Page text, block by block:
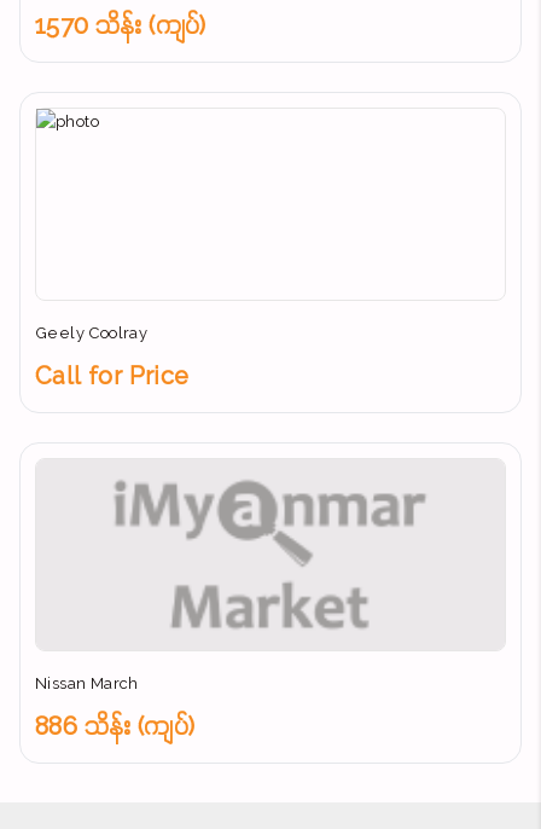
1570 သိန်း (ကျပ်)
Geely Coolray
Call for Price
Nissan March
886 သိန်း (ကျပ်)